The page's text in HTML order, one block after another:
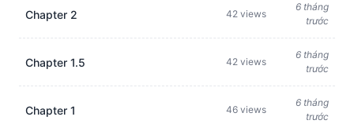
Chapter 2 42 views
6 tháng
trước
Chapter 1.5 42 views
6 tháng
trước
Chapter 1 46 views
6 tháng
trước